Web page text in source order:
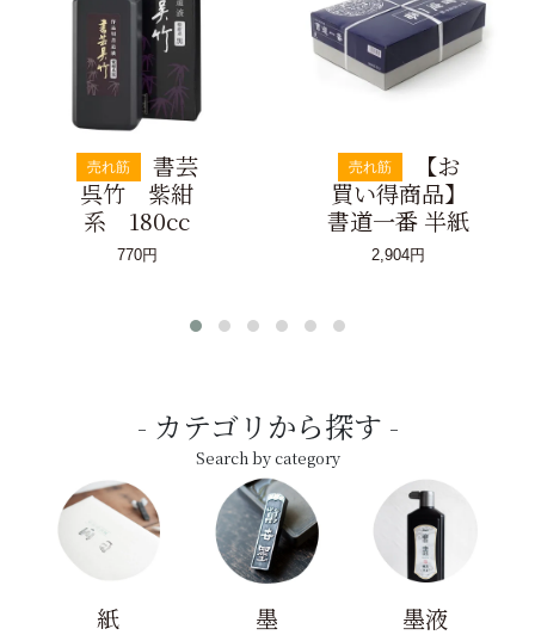
売れ筋
書芸
呉竹 紫紺
系 180cc
770円
売れ筋
【お
買い得商品】
書道一番 半紙
2,904円
カテゴリから探す
Search by category
紙 墨 墨液